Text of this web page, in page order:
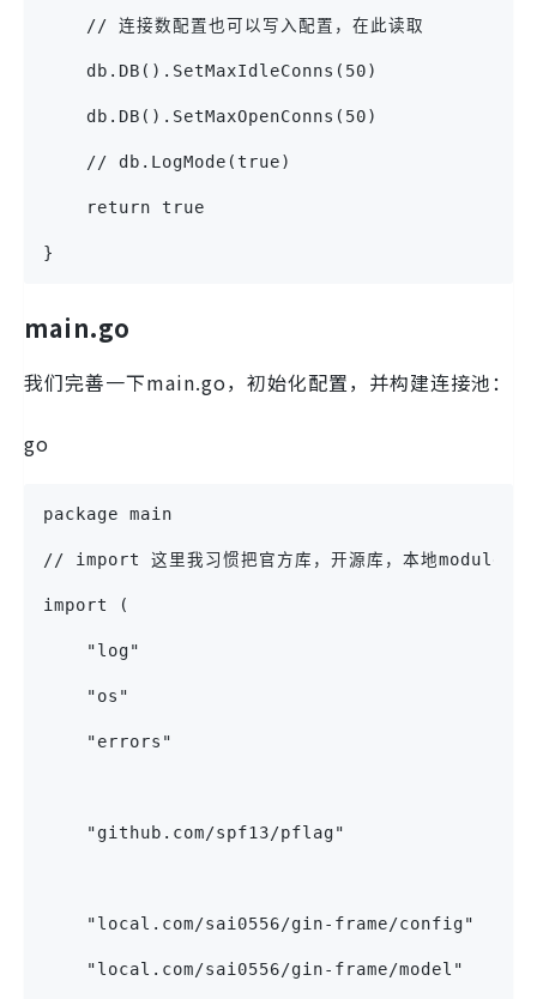
    // 连接数配置也可以写入配置，在此读取
    db.DB().SetMaxIdleConns(50)
    db.DB().SetMaxOpenConns(50)
    // db.LogMode(true)
    return true
}
main.go
我们完善一下main.go，初始化配置，并构建连接池：
go
package main
// import 这里我习惯把官方库，开源库，本地module依
import (
    "log"
    "os"
    "errors"
    "github.com/spf13/pflag"
    "local.com/sai0556/gin-frame/config"
    "local.com/sai0556/gin-frame/model"